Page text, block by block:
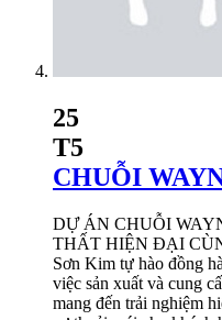
25
T5
CHUỖI
DỰ ÁN CHUỖI
THẤT HIỆN ĐẠI
Sơn Kim tự hào đồng
việc sản xuất và cung
mang đến trải nghiệm